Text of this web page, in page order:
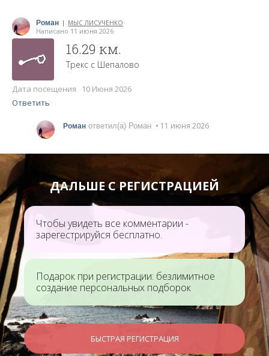
Роман | МЫС ЛИСУЧЕНКО
Написано 11 июня 2026
16.29 км.
Трекс с Шепалово
Дата посещения 10 Июня 2026
Ответить
Роман ответил(а) Роман • 11 июня 2026
ДАЛЬШЕ С РЕГИСТРАЦИЕЙ
Чтобы увидеть все комментарии -
зарегестрируйся бесплатно.
Подарок при регистрации: безлимитное
создание персональных подборок
БЫСТРАЯ РЕГИСТРАЦИЯ